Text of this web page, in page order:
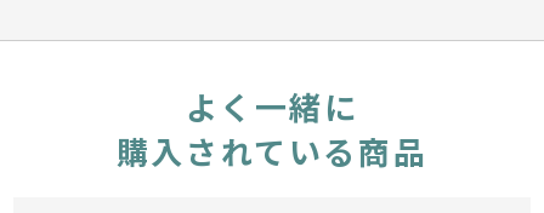
よく一緒に
購入されている商品